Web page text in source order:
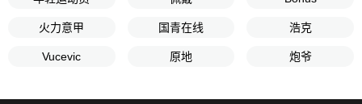
火力意甲 国青在线 浩克
Vucevic 原地 炮爷